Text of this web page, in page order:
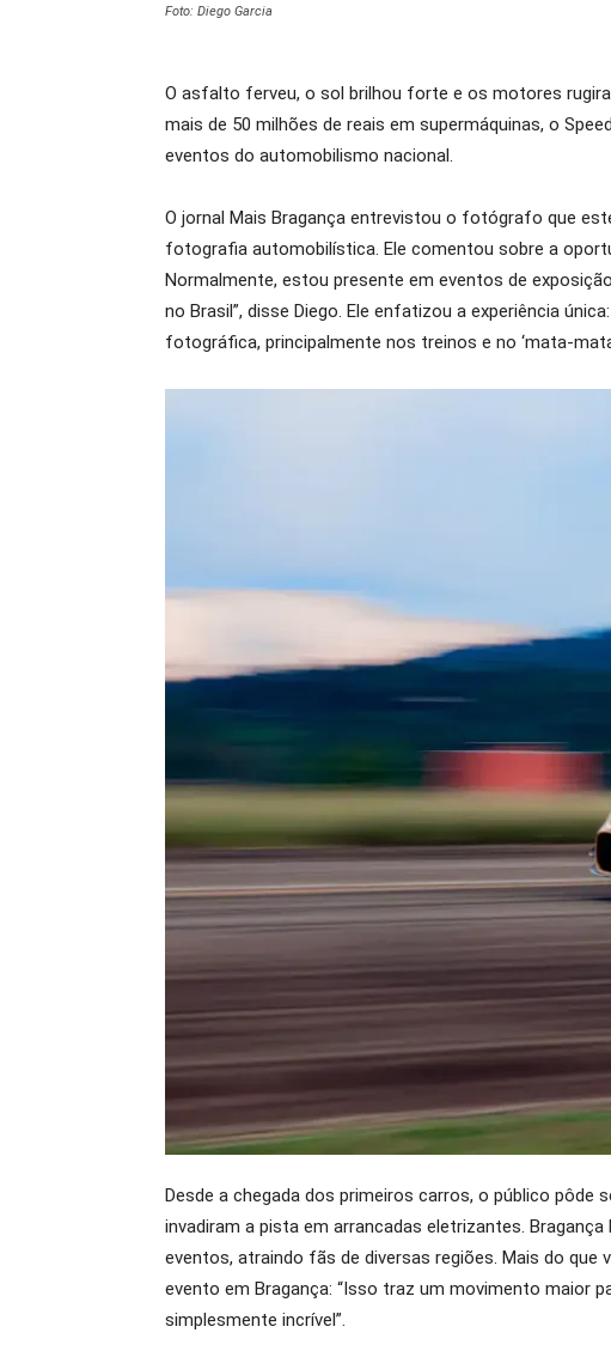
Foto: Diego Garcia
O asfalto ferveu, o sol brilhou forte e os motores
mais de 50 milhões de reais em supermáquinas, o
eventos do automobilismo nacional.
O jornal Mais Bragança entrevistou o fotógrafo que
fotografia automobilística. Ele comentou sobre a
Normalmente, estou presente em eventos de
no Brasil”, disse Diego. Ele enfatizou a experiência
fotográfica, principalmente nos treinos e no ‘mata-
Desde a chegada dos primeiros carros, o público pôde
invadiram a pista em arrancadas eletrizantes.
eventos, atraindo fãs de diversas regiões. Mais do
evento em Bragança: “Isso traz um movimento maior
simplesmente incrível”.